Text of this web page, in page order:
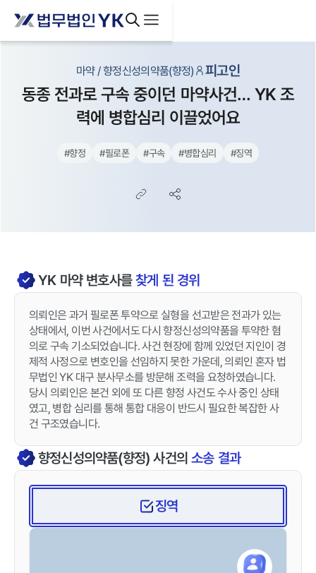
마약 / 향정신성의약품(향정) 피고인
동종 전과로 구속 중이던 마약사건… YK 조
력에 병합심리 이끌었어요
#향정 #필로폰 #구속 #병합심리 #징역
YK 마약변호사를찾게 된 경위
의뢰인은 과거 필로폰 투약으로 실형을 선고받은 전과가 있는
상태에서, 이번 사건에서도 다시 향정신성의약품을 투약한 혐
의로 구속 기소되었습니다. 사건 현장에 함께 있었던 지인이 경
제적 사정으로 변호인을 선임하지 못한 가운데, 의뢰인 혼자 법
무법인 YK 대구 분사무소를 방문해 조력을 요청하였습니다.
당시 의뢰인은 본건 외에 또 다른 향정 사건도 수사 중인 상태
였고, 병합 심리를 통해 통합 대응이 반드시 필요한 복잡한 사
건 구조였습니다.
향정신성의약품(향정)사건의소송 결과
징역